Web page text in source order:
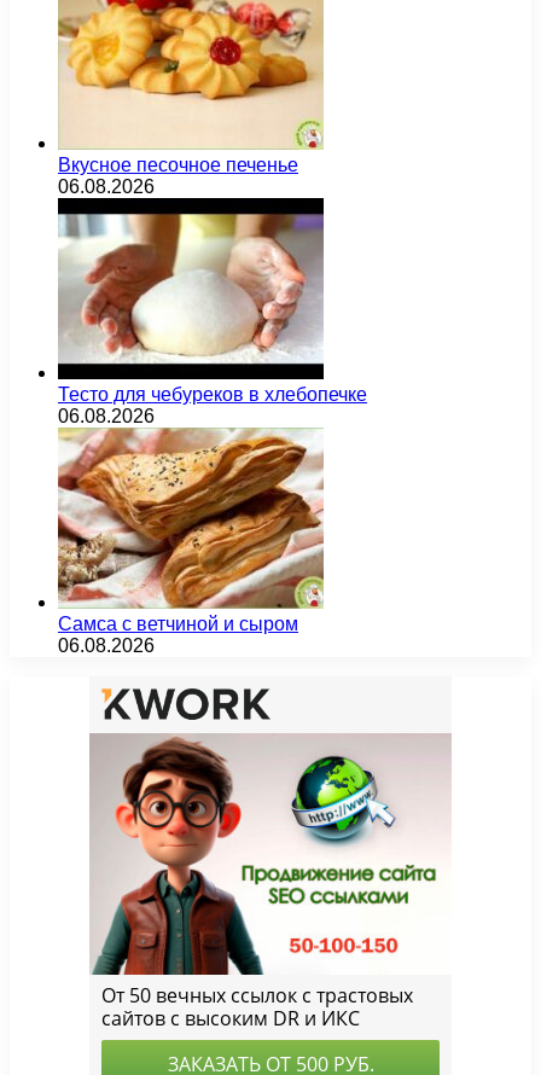
Вкусное песочное печенье
06.08.2026
Тесто для чебуреков в хлебопечке
06.08.2026
Самса с ветчиной и сыром
06.08.2026